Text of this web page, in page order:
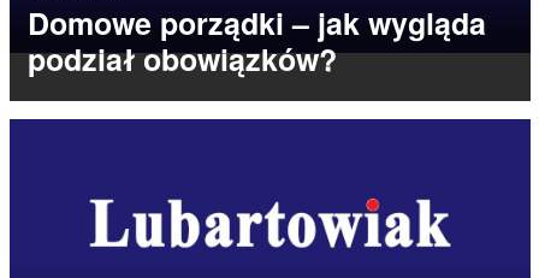
Domowe porządki – jak wygląda
podział obowiązków?